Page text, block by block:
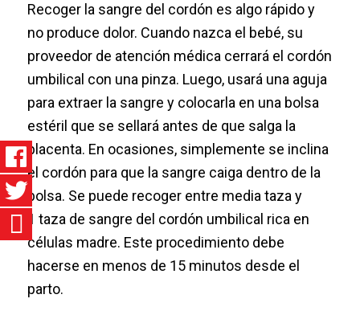
Recoger la sangre del cordón es algo rápido y
no produce dolor. Cuando nazca el bebé, su
proveedor de atención médica cerrará el cordón
umbilical con una pinza. Luego, usará una aguja
para extraer la sangre y colocarla en una bolsa
estéril que se sellará antes de que salga la
placenta. En ocasiones, simplemente se inclina
el cordón para que la sangre caiga dentro de la
bolsa. Se puede recoger entre media taza y
1 taza de sangre del cordón umbilical rica en
células madre. Este procedimiento debe
hacerse en menos de 15 minutos desde el
parto.